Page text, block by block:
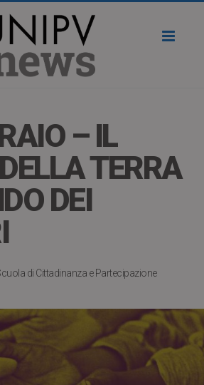
– IL
TERRA
DEI
di Cittadinanza e Partecipazione